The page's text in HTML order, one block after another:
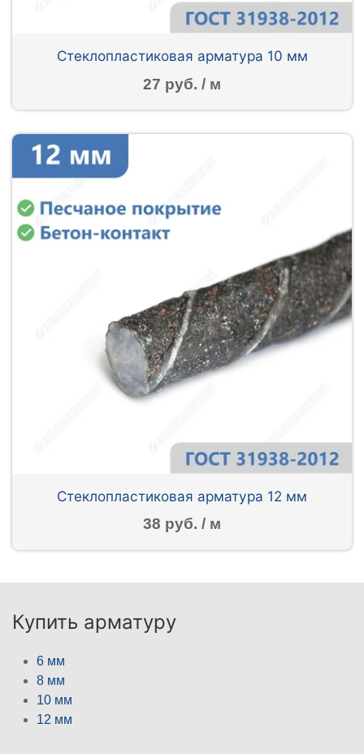
Стеклопластиковая арматура 10 мм
27 руб. / м
Стеклопластиковая арматура 12 мм
38 руб. / м
Купить арматуру
6 мм
8 мм
10 мм
12 мм